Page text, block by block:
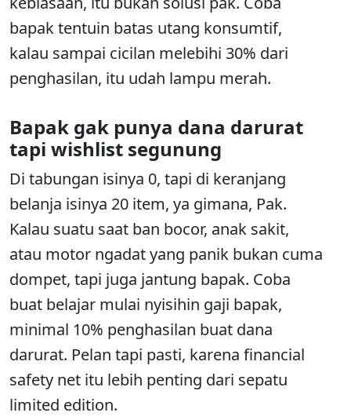
bapak tentuin batas utang konsumtif,
kalau sampai cicilan melebihi 30% dari
penghasilan, itu udah lampu merah.
Bapak gak punya dana darurat
tapi wishlist segunung
Di tabungan isinya 0, tapi di keranjang
belanja isinya 20 item, ya gimana, Pak.
Kalau suatu saat ban bocor, anak sakit,
atau motor ngadat yang panik bukan cuma
dompet, tapi juga jantung bapak. Coba
buat belajar mulai nyisihin gaji bapak,
minimal 10% penghasilan buat dana
darurat. Pelan tapi pasti, karena financial
safety net itu lebih penting dari sepatu
limited edition.